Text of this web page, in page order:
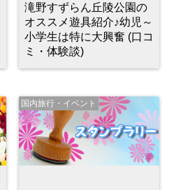
滝野すずらん丘陵公園の
オススメ遊具紹介♪幼児～
小学生は特に大興奮 (口コ
ミ・体験談)
国内旅行・イベント